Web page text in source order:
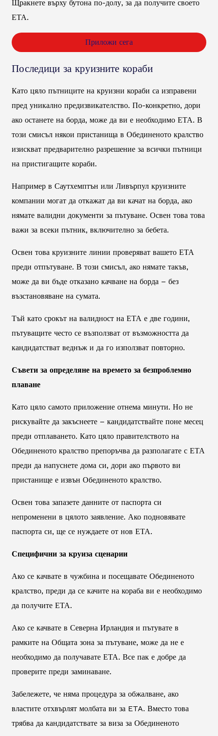
Щракнете върху бутона по-долу, за да получите своето
ЕТА.
Приложи сега
Последици за круизните кораби
Като цяло пътниците на круизни кораби са изправени
пред уникално предизвикателство. По-конкретно, дори
ако останете на борда, може да ви е необходимо ЕТА. В
този смисъл някои пристанища в Обединеното кралство
изискват предварително разрешение за всички пътници
на пристигащите кораби.
Например в Саутхемптън или Ливърпул круизните
компании могат да откажат да ви качат на борда, ако
нямате валидни документи за пътуване. Освен това това
важи за всеки пътник, включително за бебета.
Освен това круизните линии проверяват вашето ЕТА
преди отпътуване. В този смисъл, ако нямате такъв,
може да ви бъде отказано качване на борда – без
възстановяване на сумата.
Тъй като срокът на валидност на ЕТА е две години,
пътуващите често се възползват от възможността да
кандидатстват веднъж и да го използват повторно.
Съвети за определяне на времето за безпроблемно
плаване
Като цяло самото приложение отнема минути. Но не
рискувайте да закъснеете – кандидатствайте поне месец
преди отплаването. Като цяло правителството на
Обединеното кралство препоръчва да разполагате с ЕТА
преди да напуснете дома си, дори ако първото ви
пристанище е извън Обединеното кралство.
Освен това запазете данните от паспорта си
непроменени в цялото заявление. Ако подновявате
паспорта си, ще се нуждаете от нов ЕТА.
Специфични за круиза сценарии
Ако се качвате в чужбина и посещавате Обединеното
кралство, преди да се качите на кораба ви е необходимо
да получите ЕТА.
Ако се качвате в Северна Ирландия и пътувате в
рамките на Общата зона за пътуване, може да не е
необходимо да получавате ЕТА. Все пак е добре да
проверите преди заминаване.
Забележете, че няма процедура за обжалване, ако
властите отхвърлят молбата ви за ETA. Вместо това
трябва да кандидатствате за виза за Обединеното